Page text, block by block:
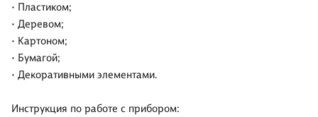
• Пластиком;
• Деревом;
• Картоном;
• Бумагой;
• Декоративными элементами.
Инструкция по работе с прибором: